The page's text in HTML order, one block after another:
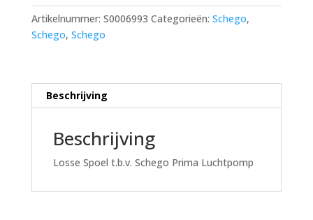
aantal
Artikelnummer: S0006993 Categorieën: Schego,
Schego, Schego
Beschrijving
Beschrijving
Losse Spoel t.b.v. Schego Prima Luchtpomp